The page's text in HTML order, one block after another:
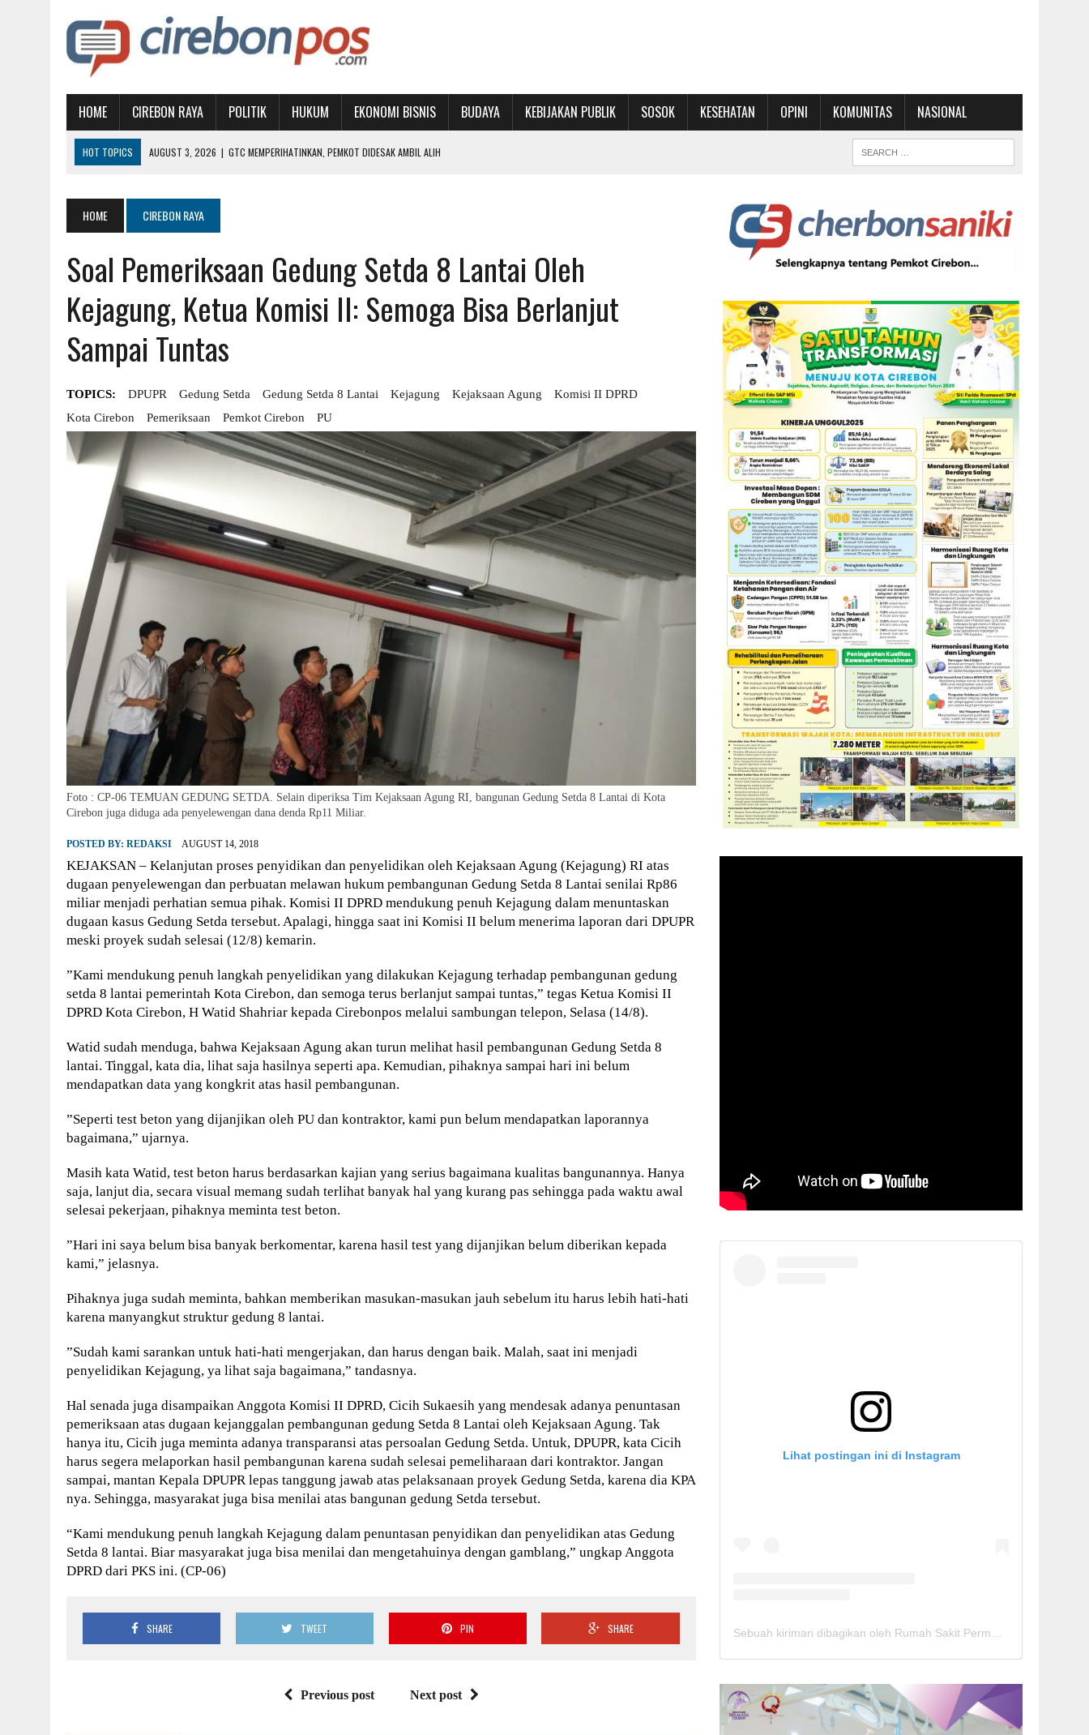
HOME CIREBON RAYA POLITIK HUKUM EKONOMI BISNIS BUDAYA KEBIJAKAN PUBLIK SOSOK KESEHATAN OPINI KOMUNITAS NASIONAL
HOT TOPICS AUGUST 3, 2026 | GTC MEMPERIHATINKAN, PEMKOT DIDESAK AMBIL ALIH
JULY 30, 2026 | BISA TINGKATKAN PAD, KETUA FRAKSI PDIP MINTA ASET KAWASAN STADION BIMA DIKELOLA PROFESIONAL
AUGUST 5, 2026
INGATKAN PEMKAB, AKADEMISI: JANGAN JADIKAN PENINGKATAN PAD SEBATAS RETORIKA TAHUNAN
HOME CIREBON RAYA
Soal Pemeriksaan Gedung Setda 8 Lantai Oleh
Kejagung, Ketua Komisi II: Semoga Bisa Berlanjut
Sampai Tuntas
TOPICS: DPUPR Gedung Setda Gedung Setda 8 Lantai Kejagung Kejaksaan Agung
Komisi II DPRD
Kota Cirebon
Pemeriksaan Pemkot Cirebon PU
Foto : CP-06 TEMUAN GEDUNG SETDA. Selain diperiksa Tim Kejaksaan Agung RI, bangunan Gedung Setda 8 Lantai di Kota
Cirebon juga diduga ada penyelewengan dana denda Rp11 Miliar.
POSTED BY: REDAKSI AUGUST 14, 2018
KEJAKSAN – Kelanjutan proses penyidikan dan penyelidikan oleh Kejaksaan Agung (Kejagung) RI atas
dugaan penyelewengan dan perbuatan melawan hukum pembangunan Gedung Setda 8 Lantai senilai Rp86
miliar menjadi perhatian semua pihak. Komisi II DPRD mendukung penuh Kejagung dalam menuntaskan
dugaan kasus Gedung Setda tersebut. Apalagi, hingga saat ini Komisi II belum menerima laporan dari DPUPR
meski proyek sudah selesai (12/8) kemarin.
”Kami mendukung penuh langkah penyelidikan yang dilakukan Kejagung terhadap pembangunan gedung
setda 8 lantai pemerintah Kota Cirebon, dan semoga terus berlanjut sampai tuntas,” tegas Ketua Komisi II
DPRD Kota Cirebon, H Watid Shahriar kepada Cirebonpos melalui sambungan telepon, Selasa (14/8).
Watid sudah menduga, bahwa Kejaksaan Agung akan turun melihat hasil pembangunan Gedung Setda 8
lantai. Tinggal, kata dia, lihat saja hasilnya seperti apa. Kemudian, pihaknya sampai hari ini belum
mendapatkan data yang kongkrit atas hasil pembangunan.
”Seperti test beton yang dijanjikan oleh PU dan kontraktor, kami pun belum mendapatkan laporannya
bagaimana,” ujarnya.
Masih kata Watid, test beton harus berdasarkan kajian yang serius bagaimana kualitas bangunannya. Hanya
saja, lanjut dia, secara visual memang sudah terlihat banyak hal yang kurang pas sehingga pada waktu awal
selesai pekerjaan, pihaknya meminta test beton.
”Hari ini saya belum bisa banyak berkomentar, karena hasil test yang dijanjikan belum diberikan kepada
kami,” jelasnya.
Pihaknya juga sudah meminta, bahkan memberikan masukan-masukan jauh sebelum itu harus lebih hati-hati
karena manyangkut struktur gedung 8 lantai.
”Sudah kami sarankan untuk hati-hati mengerjakan, dan harus dengan baik. Malah, saat ini menjadi
penyelidikan Kejagung, ya lihat saja bagaimana,” tandasnya.
Hal senada juga disampaikan Anggota Komisi II DPRD, Cicih Sukaesih yang mendesak adanya penuntasan
pemeriksaan atas dugaan kejanggalan pembangunan gedung Setda 8 Lantai oleh Kejaksaan Agung. Tak
hanya itu, Cicih juga meminta adanya transparansi atas persoalan Gedung Setda. Untuk, DPUPR, kata Cicih
harus segera melaporkan hasil pembangunan karena sudah selesai pemeliharaan dari kontraktor. Jangan
sampai, mantan Kepala DPUPR lepas tanggung jawab atas pelaksanaan proyek Gedung Setda, karena dia KPA
nya. Sehingga, masyarakat juga bisa menilai atas bangunan gedung Setda tersebut.
“Kami mendukung penuh langkah Kejagung dalam penuntasan penyidikan dan penyelidikan atas Gedung
Setda 8 lantai. Biar masyarakat juga bisa menilai dan mengetahuinya dengan gamblang,” ungkap Anggota
DPRD dari PKS ini. (CP-06)
SHARE TWEET PIN SHARE
Previous post Next post
Lihat postingan ini di Instagram
Sebuah kiriman dibagikan oleh Rumah Sakit Permata Cirebon (@rspermatacirebon)